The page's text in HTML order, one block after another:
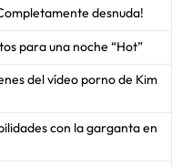
desnuda!
para una noche “Hot”
del vídeo porno de Kim
con la garganta en